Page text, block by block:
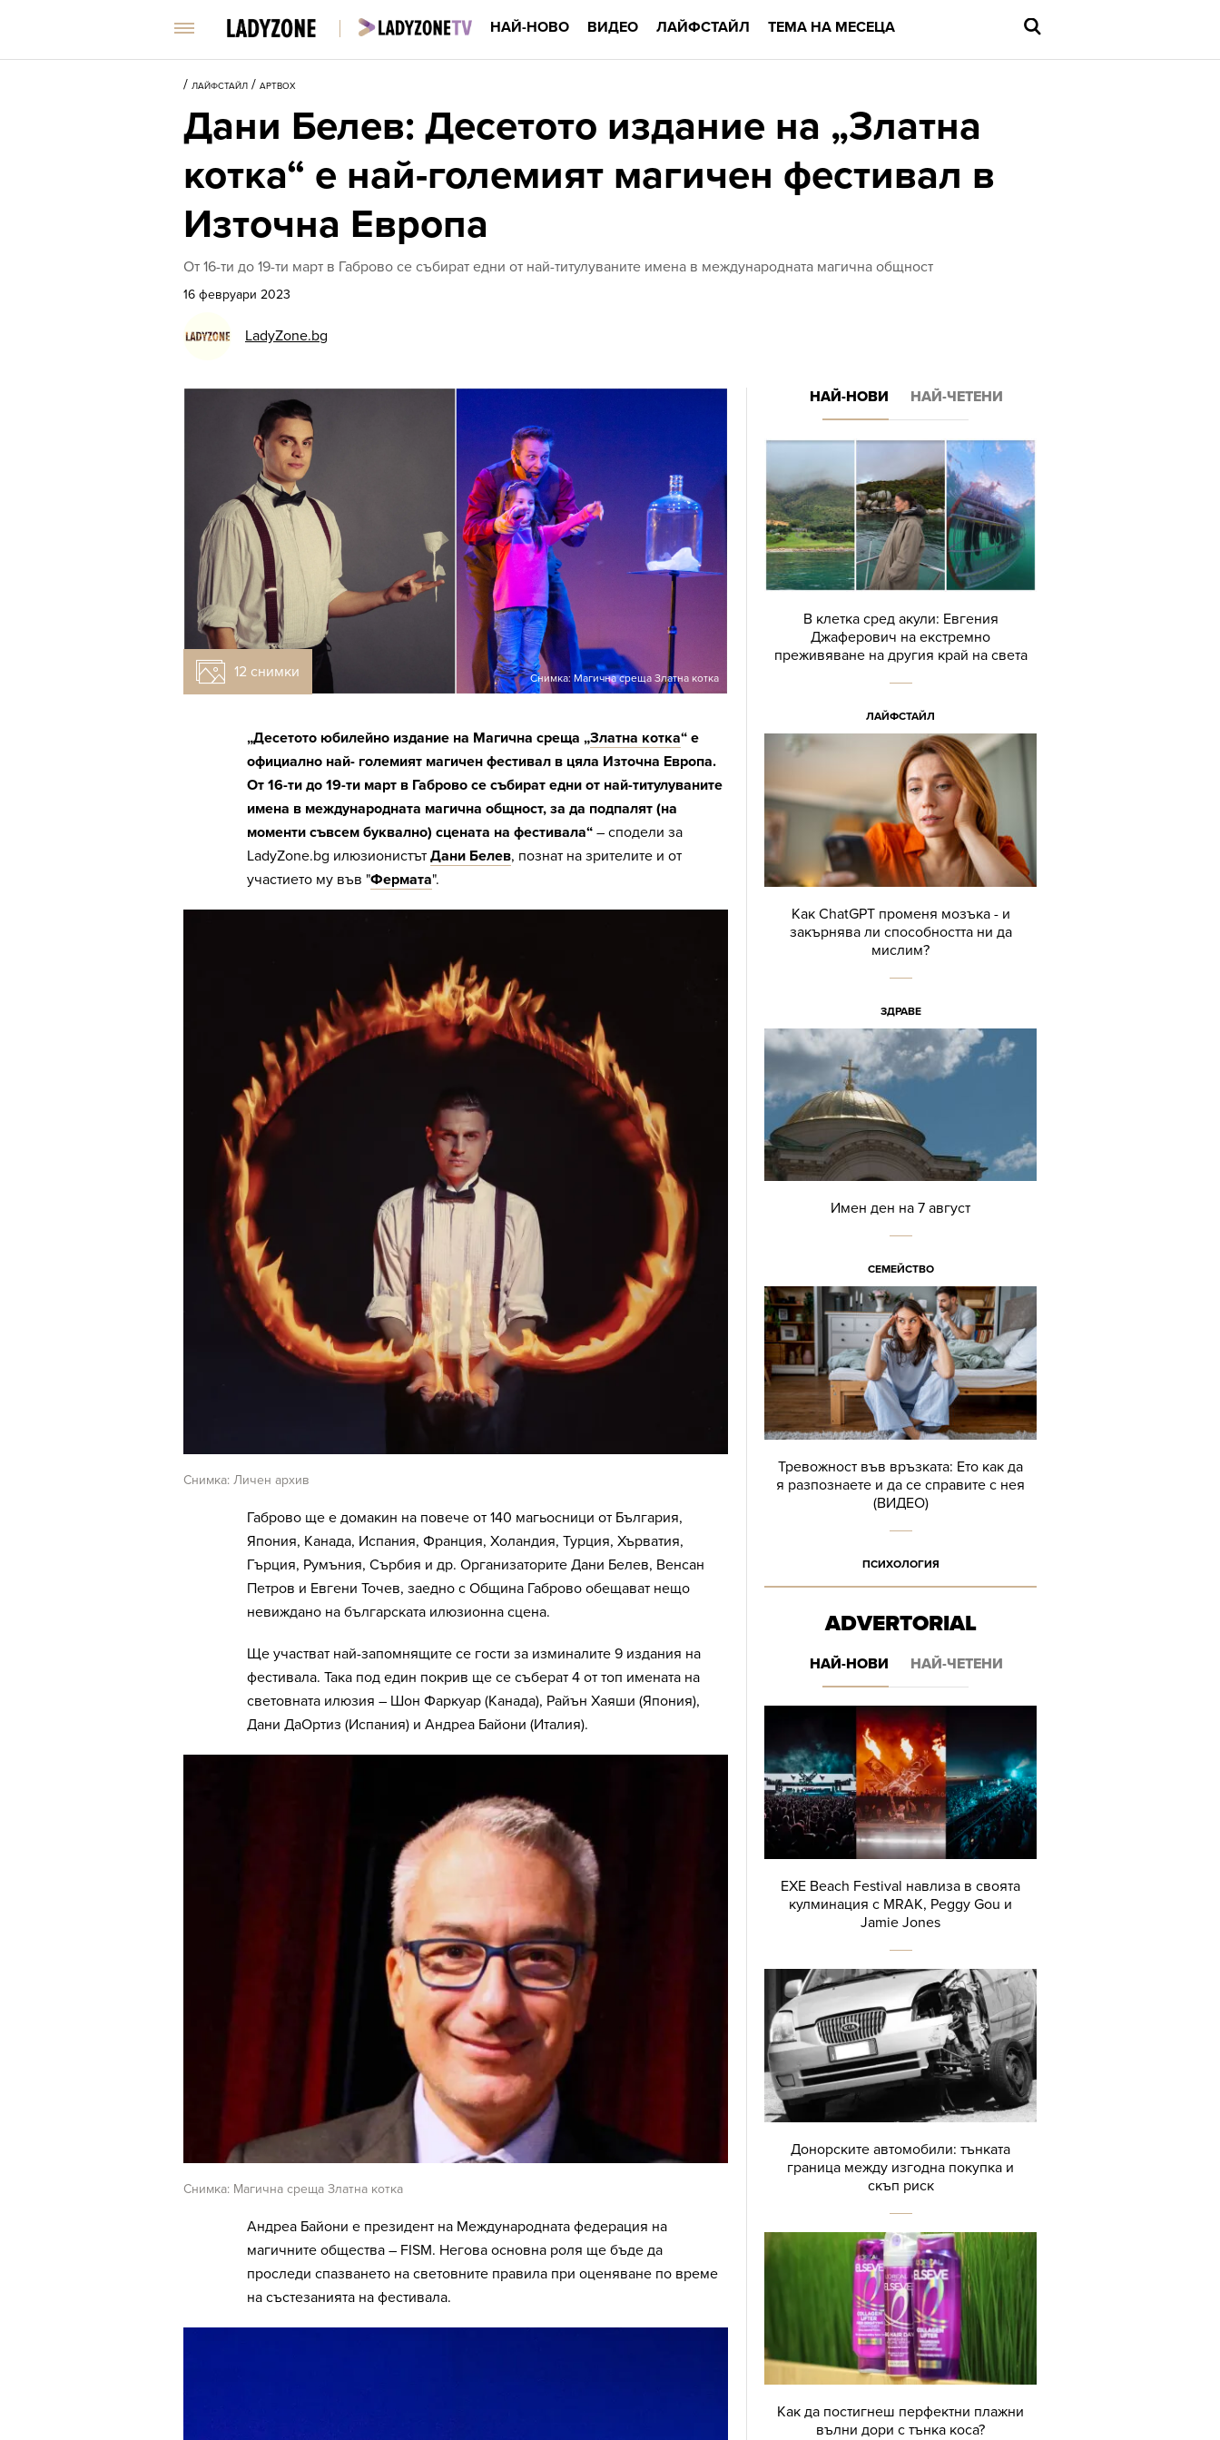
НАЙ-НОВО ВИДЕО ЛАЙФСТАЙЛ ТЕМА НА МЕСЕЦА
/ ЛАЙФСТАЙЛ / АРТBOX
Дани Белев: Десетото издание на „Златна
котка“ е най-големият магичен фестивал в
Източна Европа
От 16-ти до 19-ти март в Габрово се събират едни от най-титулуваните имена в международната магична общност
16 февруари 2023
LadyZone.bg
12 снимки Снимка: Магична среща Златна котка
„Десетото юбилейно издание на Магична среща „Златна котка“ е
официално най- големият магичен фестивал в цяла Източна Европа.
От 16-ти до 19-ти март в Габрово се събират едни от най-титулуваните
имена в международната магична общност, за да подпалят (на
моменти съвсем буквално) сцената на фестивала“ – сподели за
LadyZone.bg илюзионистът Дани Белев, познат на зрителите и от
участието му във "Фермата".
Снимка: Личен архив
Габрово ще е домакин на повече от 140 магьосници от България,
Япония, Канада, Испания, Франция, Холандия, Турция, Хърватия,
Гърция, Румъния, Сърбия и др. Организаторите Дани Белев, Венсан
Петров и Евгени Точев, заедно с Община Габрово обещават нещо
невиждано на българската илюзионна сцена.
Ще участват най-запомнящите се гости за изминалите 9 издания на
фестивала. Така под един покрив ще се съберат 4 от топ имената на
световната илюзия – Шон Фаркуар (Канада), Райън Хаяши (Япония),
Дани ДаОртиз (Испания) и Андреа Байони (Италия).
Снимка: Магична среща Златна котка
Андреа Байони е президент на Международната федерация на
магичните общества – FISM. Негова основна роля ще бъде да
проследи спазването на световните правила при оценяване по време
на състезанията на фестивала.
НАЙ-НОВИ НАЙ-ЧЕТЕНИ
В клетка сред акули: Евгения
Джаферович на екстремно
преживяване на другия край на света
ЛАЙФСТАЙЛ
Как ChatGPT променя мозъка - и
закърнява ли способността ни да
мислим?
ЗДРАВЕ
Имен ден на 7 август
СЕМЕЙСТВО
Тревожност във връзката: Ето как да
я разпознаете и да се справите с нея
(ВИДЕО)
ПСИХОЛОГИЯ
ADVERTORIAL
НАЙ-НОВИ НАЙ-ЧЕТЕНИ
EXE Beach Festival навлиза в своята
кулминация с MRAK, Peggy Gou и
Jamie Jones
Донорските автомобили: тънката
граница между изгодна покупка и
скъп риск
Как да постигнеш перфектни плажни
вълни дори с тънка коса?